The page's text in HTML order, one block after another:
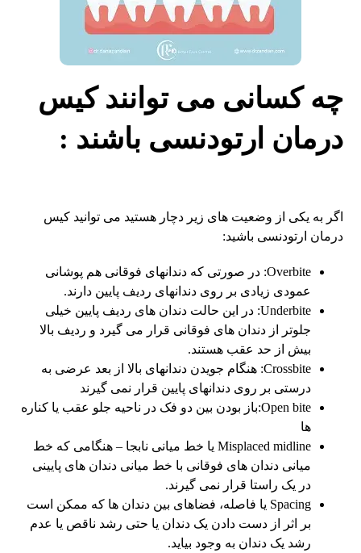
چه کسانی می توانند کیس
درمان ارتودنسی باشند :
اگر به یکی از وضعیت های زیر دچار هستید می توانید کیس
درمان ارتودنسی باشید:
Overbite: در صورتی که دندانهای فوقانی هم پوشانی
عمودی زیادی بر روی دندانهای ردیف پایین دارند.
Underbite: در این حالت دندان های ردیف پایین خیلی
جلوتر از دندان های فوقانی قرار می گیرد و ردیف بالا
بیش از حد عقب هستند.
Crossbite: هنگام جویدن دندانهای بالا از بعد عرضی به
درستی بر روی دندانهای پایین قرار نمی گیرند
Open bite:باز بودن بین دو فک در ناحیه جلو عقب یا کناره
ها
Misplaced midline یا خط میانی نابجا – هنگامی که خط
میانی دندان های فوقانی با خط میانی دندان های پایینی
در یک راستا قرار نمی گیرند.
Spacing یا فاصله، فضاهای بین دندان ها که ممکن است
بر اثر از دست دادن یک دندان یا حتی رشد ناقص یا عدم
رشد یک دندان به وجود بیاید.